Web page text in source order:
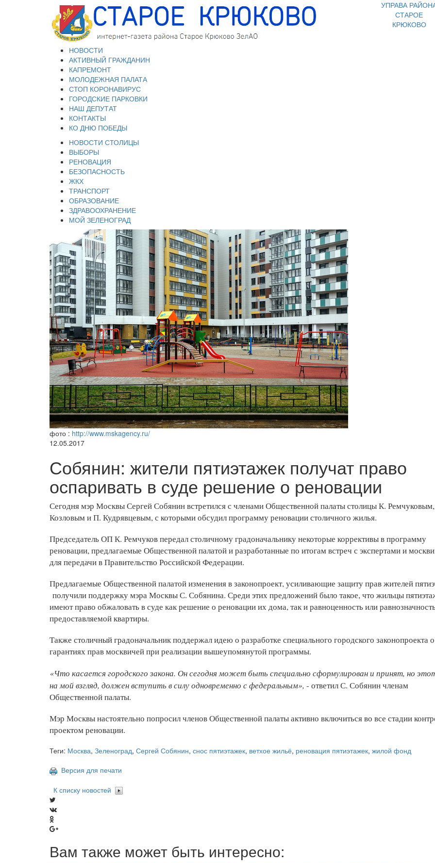
УПРАВА
СТАРОЕ
КРЮКОВО
НОВОСТИ
АКТИВНЫЙ ГРАЖДАНИН
КАПРЕМОНТ
МОЛОДЕЖНАЯ ПАЛАТА
СТОП КОРОНАВИРУС
ГОРОДСКИЕ ПАРКОВКИ
НАШ ДЕПУТАТ
КОНТАКТЫ
КО ДНЮ ПОБЕДЫ
НОВОСТИ СТОЛИЦЫ
ВЫБОРЫ
РЕНОВАЦИЯ
БЕЗОПАСНОСТЬ
ЖКХ
ТРАНСПОРТ
ОБРАЗОВАНИЕ
ЗДРАВООХРАНЕНИЕ
МОЙ ЗЕЛЕНОГРАД
фото : http://www.mskagency.ru/
12.05.2017
Собянин: жители пятиэтажек получат право
оспаривать в суде решение о реновации
Сегодня мэр Москвы Сергей Собянин встретился с членами Общественной палаты столицы К.
Козловым и П. Кудрявцевым, с которыми обсудил программу реновации столичного жилья.
Председатель ОП К. Ремчуков передал столичному градоначальнику некоторые коррективы в программу
реновации, предлагаемые Общественной палатой и разработанные по итогам встреч с экспертами и
для передачи в Правительство Российской Федерации.
Предлагаемые Общественной палатой изменения в законопроект, усиливающие защиту прав жителей
получили поддержку мэра Москвы С. Собянина. Среди этих предложений было такое, что жильцы
имеют право обжаловать в суде как решение о реновации их дома, так и равноценность или
предоставляемой квартиры.
Также столичный градоначальник поддержал идею о разработке специального городского законопроекта о
гарантиях прав москвичей при реализации вышеупомянутой программы.
«Что касается городского закона. Он сегодня может быть специально сформулирован и принят, но
на мой взгляд, должен вступить в силу одновременно с федеральным», - ответил С. Собянин членам
Общественной палаты.
Мэр Москвы настоятельно попросил членов Общественной палаты активно включиться во все стадии
проектом реновации.
Теги: Москва, Зеленоград, Сергей Собянин, снос пятиэтажек, ветхое жильё, реновация пятиэтажек, жилой фонд
Версия для печати
К списку новостей
Вам также может быть интересно: